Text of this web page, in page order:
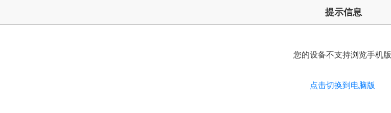
提示信息
您的设备不支持浏览手机版
点击切换到电脑版